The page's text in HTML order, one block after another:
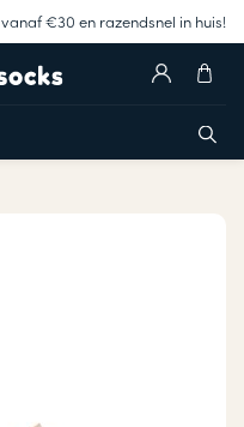
vanaf €30 en razendsnel in huis!